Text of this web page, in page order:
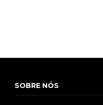
SOBRE NÓS